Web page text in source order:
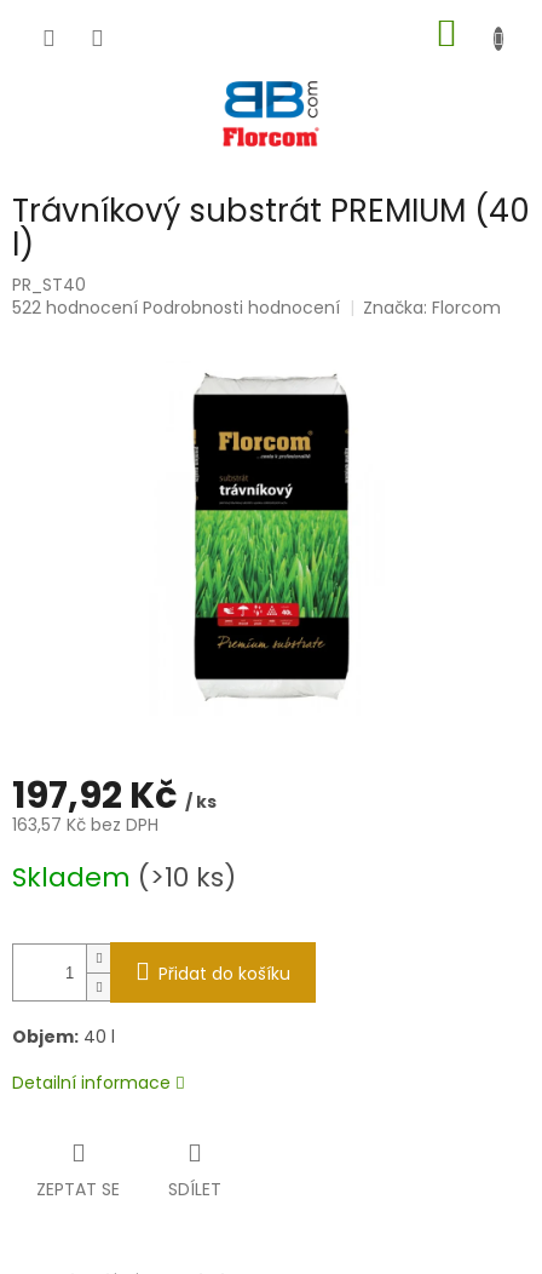
KOŠÍK
Trávníkový substrát PREMIUM (40
l)
PR_ST40
Průměrné
522 hodnocení Podrobnosti hodnocení Značka:Florcom
197,92 Kč / ks
163,57 Kč bez DPH
cena:
Skladem (>10 ks)
Přidat do košíku
Objem: 40 l
Detailní informace
ZEPTAT SE SDÍLET